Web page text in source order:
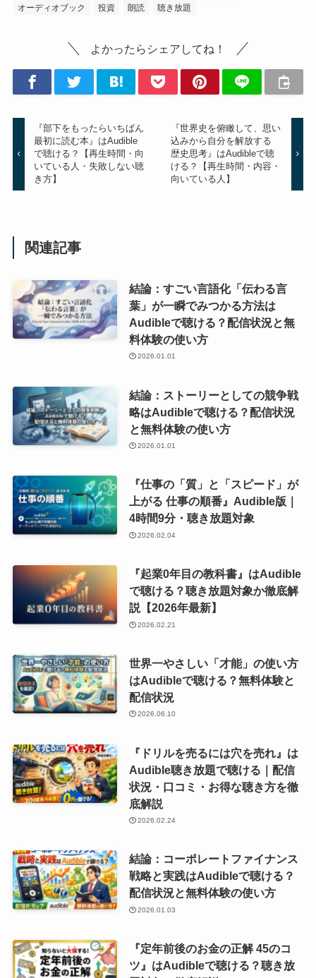
オーディオブック
投資 朗読 聴き放題
よかったらシェアしてね！
『部下をもったらいちばん
最初に読む本』はAudible
で聴ける？【再生時間・向
いている人・失敗しない聴
き方】
『世界史を俯瞰して、思い
込みから自分を解放する
歴史思考』はAudibleで聴
ける？【再生時間・内容・
向いている人】
関連記事
結論：すごい言語化「伝わる言
葉」が一瞬でみつかる方法は
Audibleで聴ける？配信状況と無
料体験の使い方
2026.01.01
結論：ストーリーとしての競争戦
略はAudibleで聴ける？配信状況
と無料体験の使い方
2026.01.01
『仕事の「質」と「スピード」が
上がる 仕事の順番』Audible版｜
4時間9分・聴き放題対象
2026.02.04
『起業0年目の教科書』はAudible
で聴ける？聴き放題対象か徹底解
説【2026年最新】
2026.02.21
世界一やさしい「才能」の使い方
はAudibleで聴ける？無料体験と
配信状況
2026.06.10
『ドリルを売るには穴を売れ』は
Audible聴き放題で聴ける｜配信
状況・口コミ・お得な聴き方を徹
底解説
2026.02.24
結論：コーポレートファイナンス
戦略と実践はAudibleで聴ける？
配信状況と無料体験の使い方
2026.01.03
『定年前後のお金の正解 45のコ
ツ』はAudibleで聴ける？聴き放